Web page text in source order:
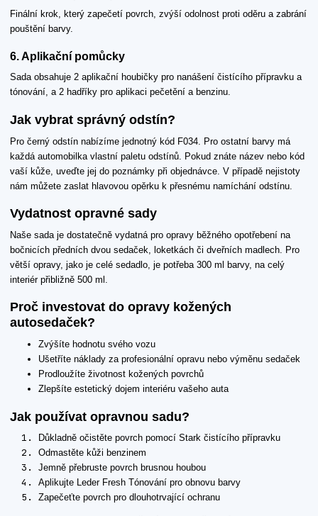
Finální krok, který zapečetí povrch, zvýší odolnost proti oděru a zabrání
pouštění barvy.
6. Aplikační pomůcky
Sada obsahuje 2 aplikační houbičky pro nanášení čistícího přípravku a
tónování, a 2 hadříky pro aplikaci pečetění a benzinu.
Jak vybrat správný odstín?
Pro černý odstín nabízíme jednotný kód F034. Pro ostatní barvy má
každá automobilka vlastní paletu odstínů. Pokud znáte název nebo kód
vaší kůže, uveďte jej do poznámky při objednávce. V případě nejistoty
nám můžete zaslat hlavovou opěrku k přesnému namíchání odstínu.
Vydatnost opravné sady
Naše sada je dostatečně vydatná pro opravy běžného opotřebení na
bočnicích předních dvou sedaček, loketkách či dveřních madlech. Pro
větší opravy, jako je celé sedadlo, je potřeba 300 ml barvy, na celý
interiér přibližně 500 ml.
Proč investovat do opravy kožených
autosedaček?
Zvýšíte hodnotu svého vozu
Ušetříte náklady za profesionální opravu nebo výměnu sedaček
Prodloužíte životnost kožených povrchů
Zlepšíte estetický dojem interiéru vašeho auta
Jak používat opravnou sadu?
Důkladně očistěte povrch pomocí Stark čistícího přípravku
Odmastěte kůži benzinem
Jemně přebruste povrch brusnou houbou
Aplikujte Leder Fresh Tónování pro obnovu barvy
Zapečeťte povrch pro dlouhotrvající ochranu